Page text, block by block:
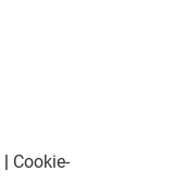
Cookie-